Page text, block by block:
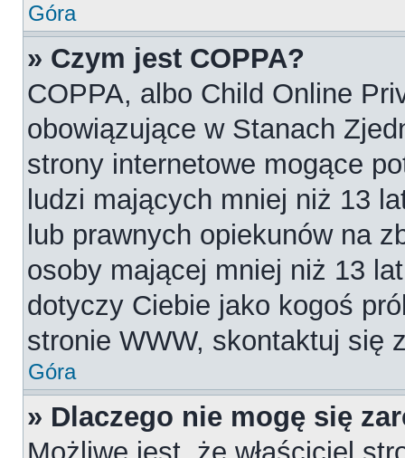
Góra
» Czym jest COPPA?
COPPA, albo Child Online
obowiązujące w Stanach
strony internetowe mogące
ludzi mających mniej niż 13
lub prawnych opiekunów na
osoby mającej mniej niż 13
dotyczy Ciebie jako kogoś
stronie WWW, skontaktuj się
Góra
» Dlaczego nie mogę się